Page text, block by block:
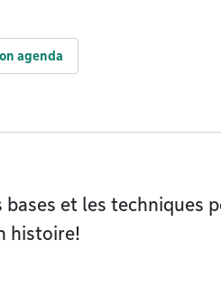
agenda
bases et les techniques
histoire!